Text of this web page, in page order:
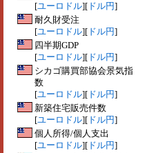
[ユーロドル][ ドル円]
耐久財受注
[ユーロドル][ ドル円]
四半期GDP
[ユーロドル][ ドル円]
シカゴ購買部協会景気指
数
[ユーロドル][ ドル円]
新築住宅販売件数
[ユーロドル][ ドル円]
個人所得/個人支出
[ユーロドル][ ドル円]